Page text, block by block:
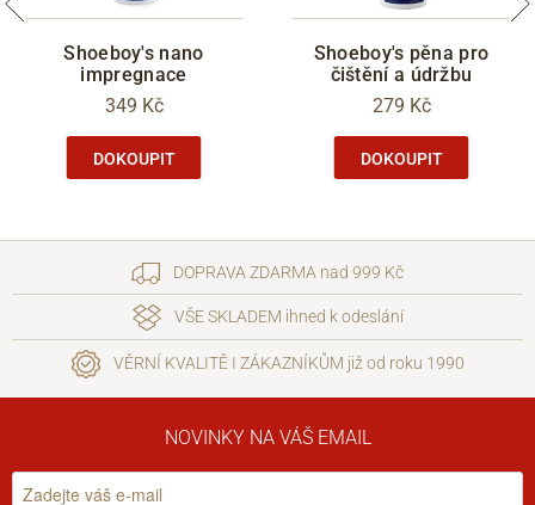
Shoeboy's nano
impregnace
349 Kč
DOKOUPIT
Shoeboy's pěna pro
čištění a údržbu
279 Kč
DOKOUPIT
DOPRAVA ZDARMA nad 999 Kč
VŠE SKLADEM ihned k odeslání
VĚRNÍ KVALITĚ I ZÁKAZNÍKŮM již od roku 1990
NOVINKY NA VÁŠ EMAIL